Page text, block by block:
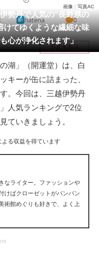
勢丹で人気の“長野県の
てゆくような繊細な味
心が浄化されます」
画像：写真AC
hatena 0
目次を表示
湖」（開運堂）は、白
キーが缶に詰まった、
。今回は、三越伊勢丹
人気ランキングで2位
ていきましょう。
る収益を得ています
なライター。ファッションや
けばクローゼットがパンパン
術館めぐりも好きで、よく上